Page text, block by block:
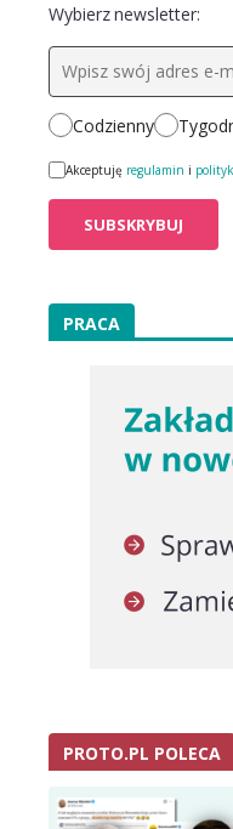
Wybierz newsletter:
Codzienny
Akceptuję regulamin i
PRACA
PROTO.PL POLECA